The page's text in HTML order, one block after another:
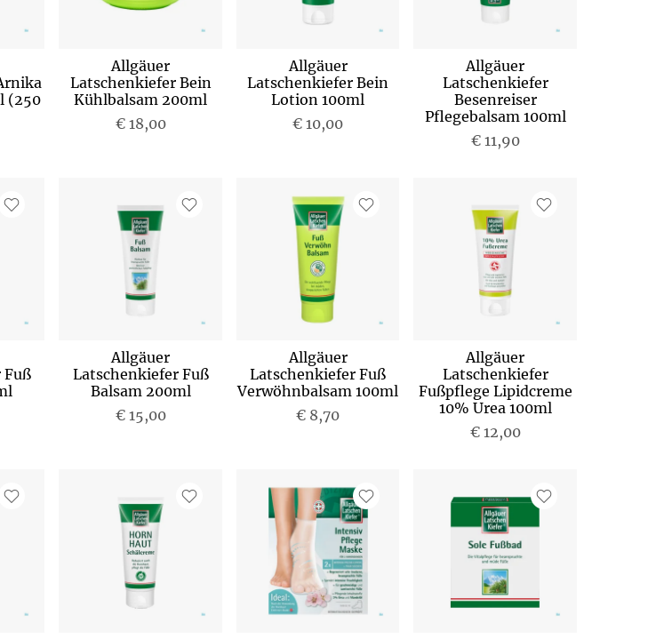
(250
Allgäuer
Latschenkiefer Bein
Kühlbalsam 200ml
€ 18,00
Allgäuer
Latschenkiefer Bein
Lotion 100ml
€ 10,00
Allgäuer
Latschenkiefer
Besenreiser
Pflegebalsam 100ml
€ 11,90
Fuß
Allgäuer
Latschenkiefer Fuß
Balsam 200ml
€ 15,00
Allgäuer
Latschenkiefer Fuß
Verwöhnbalsam 100ml
€ 8,70
Allgäuer
Latschenkiefer
Fußpflege Lipidcreme
10% Urea 100ml
€ 12,00